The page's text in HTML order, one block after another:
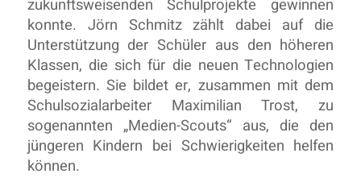
zukunftsweisenden Schulprojekte gewinnen
konnte. Jörn Schmitz zählt dabei auf die
Unterstützung der Schüler aus den höheren
Klassen, die sich für die neuen Technologien
begeistern. Sie bildet er, zusammen mit dem
Schulsozialarbeiter Maximilian Trost, zu
sogenannten „Medien-Scouts“ aus, die den
jüngeren Kindern bei Schwierigkeiten helfen
können.